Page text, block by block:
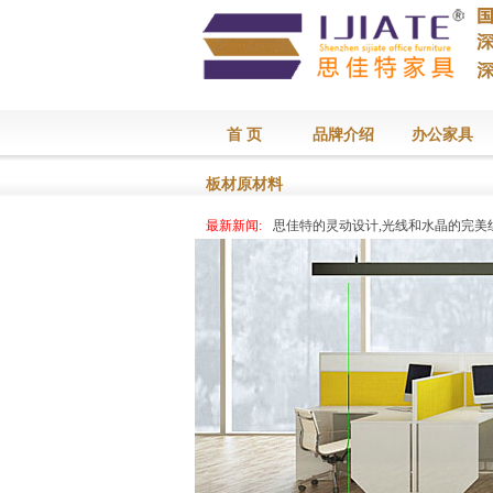
首 页 品牌介绍 办公家具
板材原材料
最新新闻:
思佳特的灵动设计,光线和水晶的完美
最新新闻:
思佳特的灵动设计,光线和水晶的完美